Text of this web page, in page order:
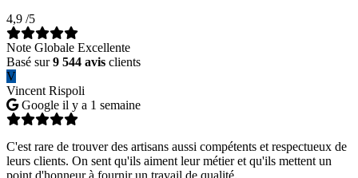
4,9 /5
Note Globale Excellente
Basé sur9 544 avis clients
V
Vincent Rispoli
Google il y a 1 semaine
C'est rare de trouver des artisans aussi compétents et respectueux de
leurs clients. On sent qu'ils aiment leur métier et qu'ils mettent un